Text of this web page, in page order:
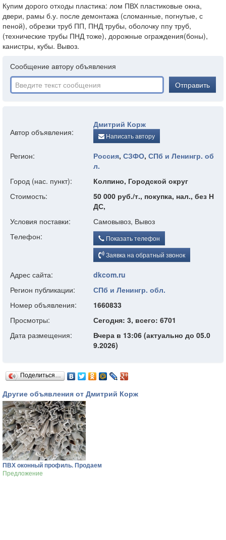
Купим дорого отходы пластика: лом ПВХ пластиковые окна,
двери, рамы б.у. после демонтажа (сломанные, погнутые, с
пеной), обрезки труб ПП, ПНД трубы, оболочку ппу труб,
(технические трубы ПНД тоже), дорожные ограждения(боны),
канистры, кубы. Вывоз.
Сообщение автору объявления
Отправить
Автор объявления:
Дмитрий Корж
Написать автору
Регион: Россия, СЗФО, СПб и Ленингр. об
л.
Город (нас. пункт):
Колпино, Городской округ
Стоимость:
50 000 руб./т., покупка, нал., без Н
ДС,
Условия поставки:
Самовывоз, Вывоз
Телефон:
Показать телефон
Заявка на обратный звонок
Адрес сайта:
dkcom.ru
Регион публикации:
СПб и Ленингр. обл.
Номер объявления:
1660833
Просмотры:
Сегодня: 3, всего: 6701
Дата размещения:
Вчера в 13:06 (актуально до 05.0
9.2026)
Поделиться…
Другие объявления от Дмитрий Корж
ПВХ оконный профиль. Продаем
Предложение